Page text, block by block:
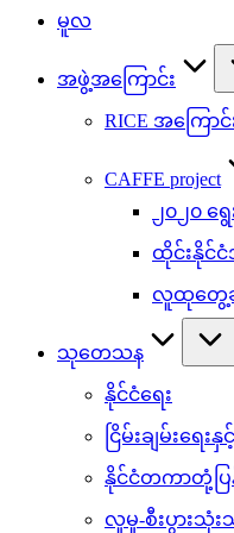
မူလ
အဖွဲ့အကြောင်း
RICE အကြောင်
CAFFE project
၂၀၂၀
ထိုင်းနိုင်ငံ
လူထုတွေ့ဆုံ
သုတေသန
နိုင်ငံရေး
ငြိမ်းချမ်းရေ
နိုင်ငံတကာတုံ့ပြ
လူမှု-စီးပွားသုံး